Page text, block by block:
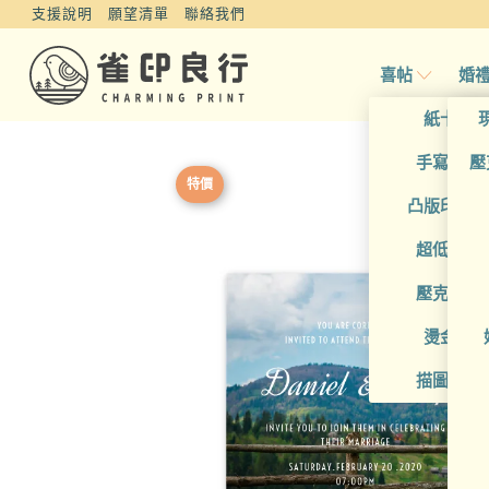
支援說明 願望清單 聯絡我們
喜帖
紙卡喜帖
手寫風喜
凸版印刷
超低價喜
壓克力喜
燙金喜帖
描圖紙喜
婚
特價